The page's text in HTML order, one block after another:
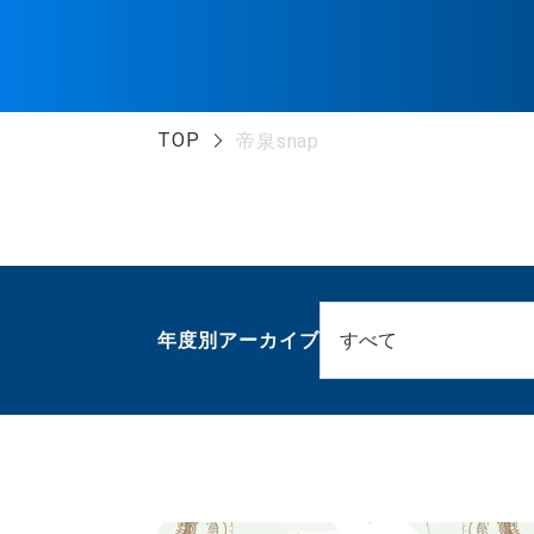
TOP 帝泉snap
年度別アーカイブ